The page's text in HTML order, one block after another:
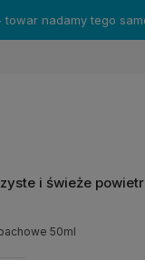
towar nadamy tego
i świeże
50ml